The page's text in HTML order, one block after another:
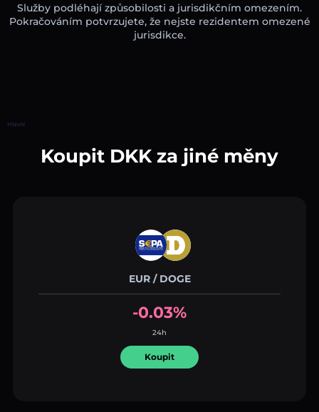
Služby podléhají způsobilosti a jurisdikčním omezením.
Pokračováním potvrzujete, že nejste rezidentem omezené
jurisdikce.
Hlavní
Koupit DKK za jiné měny
EUR / DOGE
-0.03%
24h
Koupit